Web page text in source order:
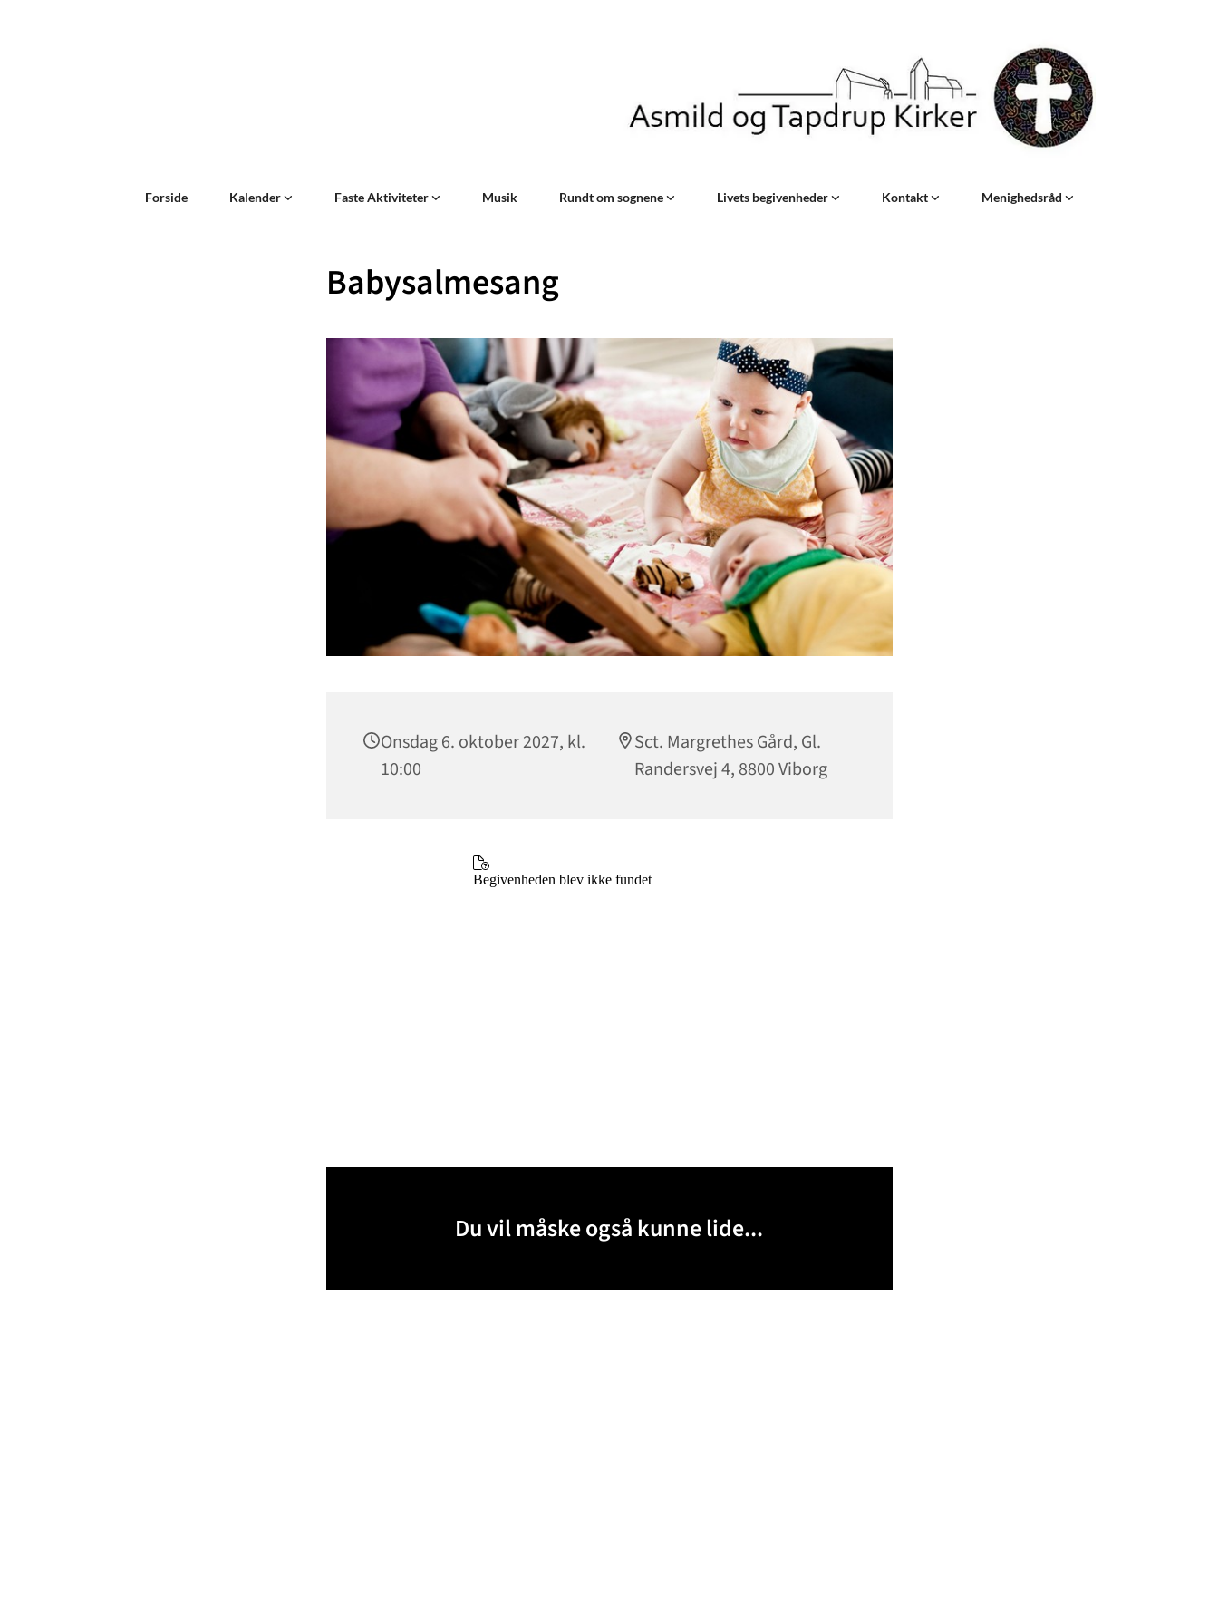
Forside Kalender Faste Aktiviteter Musik Rundt om sognene Livets begivenheder Kontakt Menighedsråd
Babysalmesang
Onsdag 6. oktober 2027, kl.
10:00
Sct. Margrethes Gård, Gl.
Randersvej 4, 8800 Viborg
Du vil måske også kunne lide...